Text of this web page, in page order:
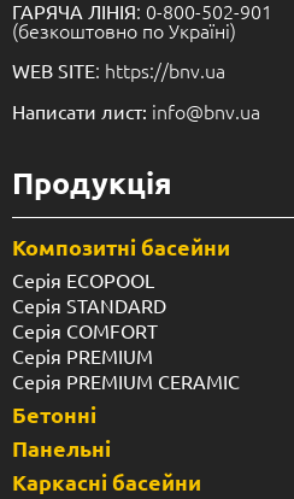
ГАРЯЧА ЛІНІЯ: 0-800-502-901
(безкоштовно по Україні)
WEB SITE: https://bnv.ua
Написати лист: info@bnv.ua
Продукція
Композитні басейни
Серія ECOPOOL
Серія STANDARD
Серія COMFORT
Серія PREMIUM
Серія PREMIUM CERAMIC
Бетонні
Панельні
Каркасні басейни